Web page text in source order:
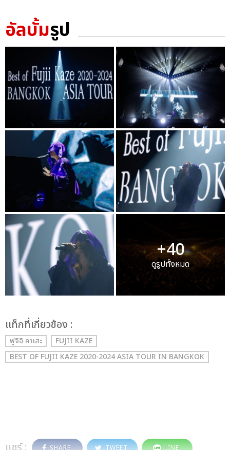
อัลบั้มรูป
+40
ดูรูปทั้งหมด
เเท็กที่เกี่ยวข้อง :
ฟูจิอิ คาเสะ
FUJII KAZE
BEST OF FUJII KAZE 2020-2024 ASIA TOUR IN BANGKOK
SHARE TWEET LINE